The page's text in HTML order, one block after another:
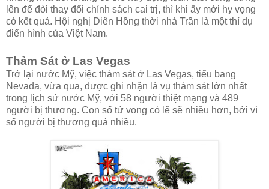
lên để đòi thay đổi chính sách cai trị, thì khi ấy mới hy vọng
có kết quả. Hội nghị Diên Hồng thời nhà Trần là một thí dụ
điển hình của Việt Nam.
Thảm Sát ở Las Vegas
Trở lại nước Mỹ, việc thảm sát ở Las Vegas, tiểu bang
Nevada, vừa qua, được ghi nhận là vụ thảm sát lớn nhất
trong lịch sử nước Mỹ, với 58 người thiệt mạng và 489
người bị thương. Con số tử vong có lẽ sẽ nhiều hơn, bởi vì
số người bị thương quá nhiều.